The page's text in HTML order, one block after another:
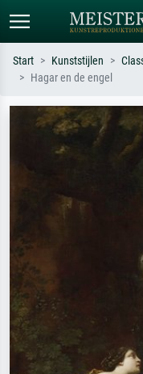
Zoek op kunstenaar, titel of
Monet, Sterrennacht,
Hokusai-golf, naakt.
Start Kunststijlen
Hagar en de engel